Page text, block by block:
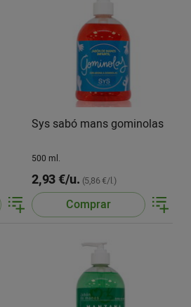
Sys sabó mans gominolas
500 ml.
2,93 €/u. (5,86 €/l.)
Comprar